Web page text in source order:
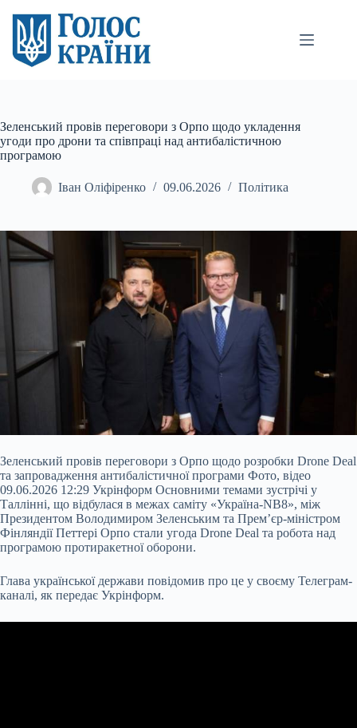
вмісту
Зеленський провів переговори з Орпо щодо укладення
угоди про дрони та співпраці над антибалістичною
програмою
Іван Оліфіренко 09.06.2026 Політика
Зеленський провів переговори з Орпо щодо розробки Drone Deal
та запровадження антибалістичної програми Фото, відео
09.06.2026 12:29 Укрінформ Основними темами зустрічі у
Таллінні, що відбулася в межах саміту «Україна-NB8», між
Президентом Володимиром Зеленським та Прем’єр-міністром
Фінляндії Петтері Орпо стали угода Drone Deal та робота над
програмою протиракетної оборони.
Глава української держави повідомив про це у своєму Телеграм-
каналі, як передає Укрінформ.